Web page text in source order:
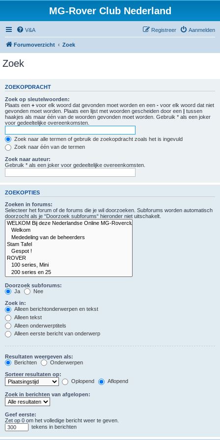
MG-Rover Club Nederland
V&A Aanmelden
Registreer
Forumoverzicht Zoek
Zoek
ZOEKOPDRACHT
Zoek op sleutelwoorden:
Plaats een + voor elk woord dat gevonden moet worden en een - voor elk woord dat niet
gevonden moet worden. Plaats een lijst met woorden gescheiden door een | tussen
haakjes als maar één van de woorden gevonden moet worden. Gebruik * als een joker
voor gedeeltelijke overeenkomsten.
Zoek naar alle termen of gebruik de zoekopdracht zoals het is ingevuld
Zoek naar één van de termen
Zoek naar auteur:
Gebruik * als een joker voor gedeeltelijke overeenkomsten.
ZOEKOPTIES
Zoeken in forums:
Selecteer het forum of de forums die je wil doorzoeken. Subforums worden automatisch
doorzocht als je “Doorzoek subforums“ hieronder niet uitschakelt.
Doorzoek subforums:
Ja
Nee
Zoek in:
Alleen berichtonderwerpen en tekst
Alleen tekst
Alleen onderwerptitels
Alleen eerste bericht van onderwerp
Resultaten weergeven als:
Berichten
Onderwerpen
Sorteer resultaten op:
Oplopend
Aflopend
Zoek in berichten van afgelopen:
Geef eerste:
Zet op 0 om het volledige bericht weer te geven.
tekens in berichten